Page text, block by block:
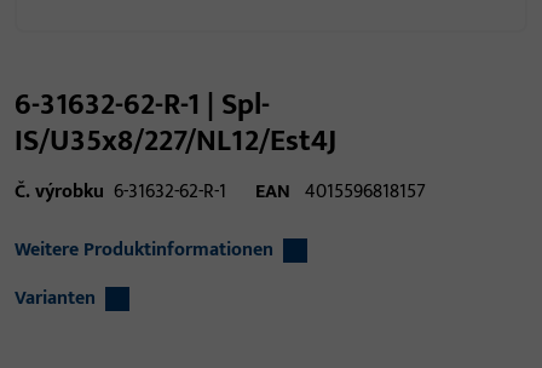
6-31632-62-R-1 | Spl-
IS/U35x8/227/NL12/Est4J
Č. výrobku 6-31632-62-R-1 EAN 4015596818157
Weitere Produktinformationen
Varianten